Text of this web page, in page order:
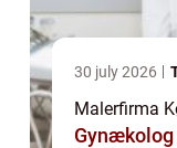
30 july 2026
Malerfirma
Gynækolog